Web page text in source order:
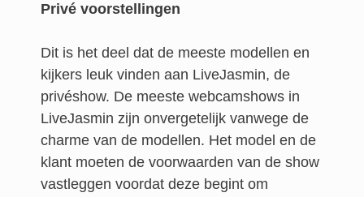
Privé voorstellingen
Dit is het deel dat de meeste modellen en
kijkers leuk vinden aan LiveJasmin, de
privéshow. De meeste webcamshows in
LiveJasmin zijn onvergetelijk vanwege de
charme van de modellen. Het model en de
klant moeten de voorwaarden van de show
vastleggen voordat deze begint om